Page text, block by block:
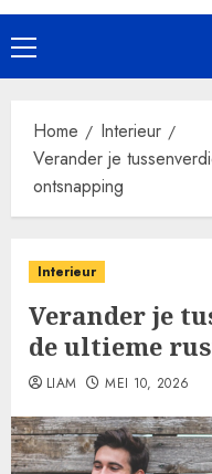
Primary
Menu
Home
Interieur
Verander je
ontsnapping
Interieur
Verander je
de ultieme
LIAM MEI 10, 2026